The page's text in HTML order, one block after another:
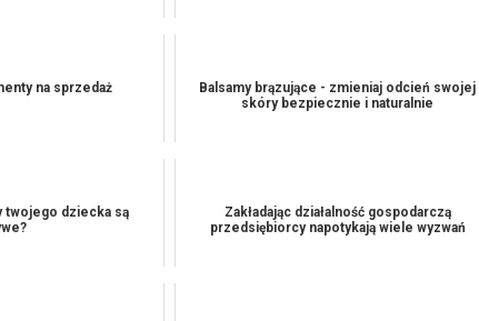
na sprzedaż
Balsamy brązujące - zmieniaj odcień swojej
skóry bezpiecznie i naturalnie
twojego dziecka są
Zakładając działalność gospodarczą
przedsiębiorcy napotykają wiele wyzwań